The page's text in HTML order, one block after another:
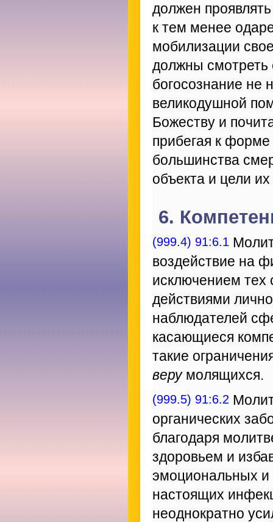
должен
к тем менее
мобилизации
должны смотреть
богосознание не
великодушной
Божеству и
прибегая к
большинства
объекта и цели
6.
(999.4) 91:6.1
воздействие на
исключением тех
действиями
наблюдателей
касающиеся
такие
верумолящихся.
(999.5) 91:6.2
органических
благодаря
здоровьем и
эмоциональных и
настоящих
неоднократно